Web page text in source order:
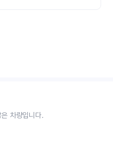
차량입니다.